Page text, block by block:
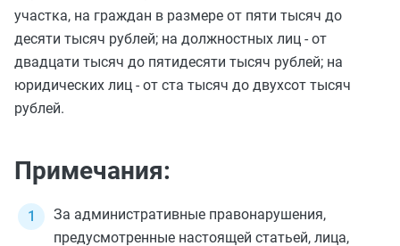
участка, на граждан в размере от пяти тысяч до
десяти тысяч рублей; на должностных лиц - от
двадцати тысяч до пятидесяти тысяч рублей; на
юридических лиц - от ста тысяч до двухсот тысяч
рублей.
Примечания:
За административные правонарушения,
предусмотренные настоящей статьей, лица,